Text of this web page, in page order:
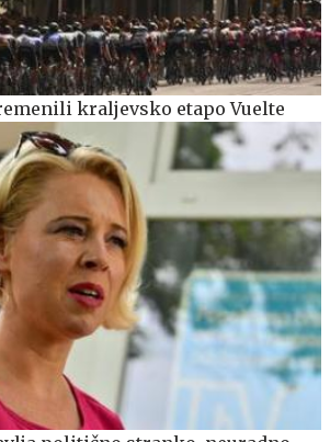
kraljevsko etapo Vuelte